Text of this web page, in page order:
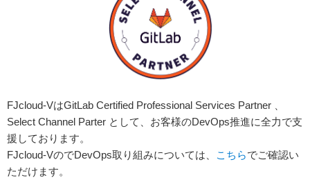
FJcloud-VはGitLab Certified Professional Services Partner 、
Select Channel Parter として、お客様のDevOps推進に全力で支
援しております。
FJcloud-VのでDevOps取り組みについては、
こちらでご確認い
ただけます。